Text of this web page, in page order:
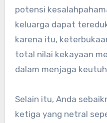
potensi
keluarga dapat
karena itu,
total nilai kekayaan
dalam menjaga
Selain itu, Anda
ketiga yang netral